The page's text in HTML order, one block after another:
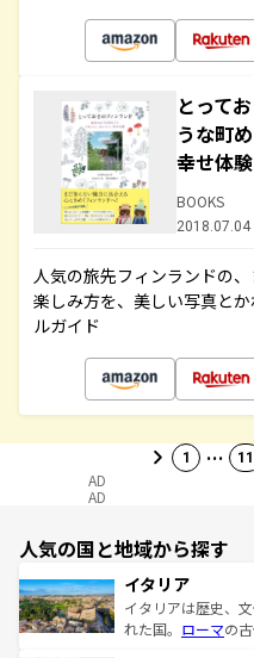
とって
うな町
幸せ体験
BOOKS
2018.07.04
人気の旅先フィンランドの
楽しみ方を、美しい写真と
ルガイド
1 … 11
AD
AD
人気の国と地域から探す
イタリア
イタリアは歴史、
れた国。 ローマの